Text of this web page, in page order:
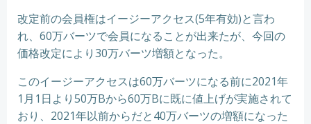
改定前の会員権はイージーアクセス(5年有効)と言わ
れ、60万バーツで会員になることが出来たが、今回の
価格改定により30万バーツ増額となった。
このイージーアクセスは60万バーツになる前に2021年
1月1日より50万Bから60万Bに既に値上げが実施されて
おり、2021年以前からだと40万バーツの増額になった